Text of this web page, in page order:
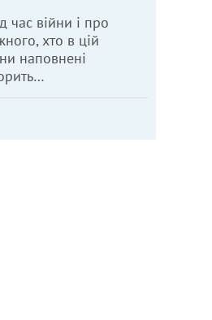
час війни і про
хто в цій
наповнені